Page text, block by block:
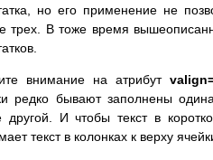
но его применение не
трех. В тоже время
внимание на атрибут
редко бывают заполнены
другой. И чтобы текст в
текст в колонках к верху